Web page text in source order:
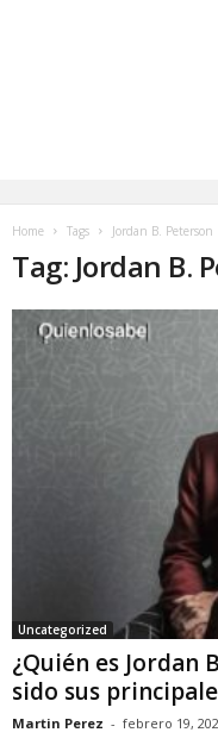
Home Tags Jordan B. Peterson
Tag: Jordan B.
Uncategorized
¿Quién es Jordan
sido sus
Martin Perez - febrero 19,